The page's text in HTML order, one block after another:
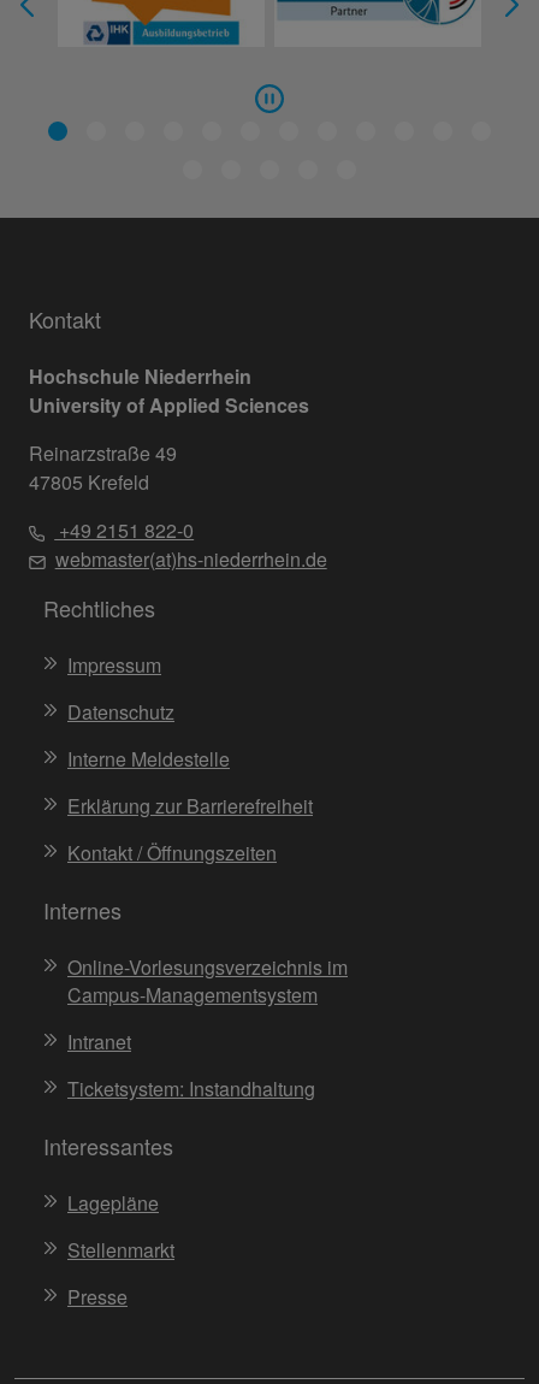
Kontakt
Hochschule Niederrhein
University of Applied Sciences
Reinarzstraße 49
47805 Krefeld
+49 2151 822-0
webmaster(at)hs-niederrhein.de
Rechtliches
Impressum
Datenschutz
Interne Meldestelle
Erklärung zur Barrierefreiheit
Kontakt / Öffnungszeiten
Internes
Online-Vorlesungsverzeichnis im
Campus-Managementsystem
Intranet
Ticketsystem: Instandhaltung
Interessantes
Lagepläne
Stellenmarkt
Presse